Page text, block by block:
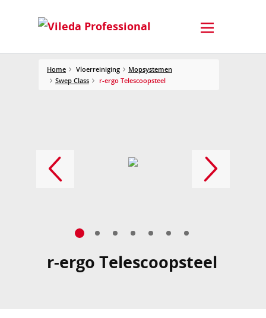
Home Vloerreiniging
Mopsystemen
Swep Class
r-ergo Telescoopsteel
r-ergo Telescoopsteel